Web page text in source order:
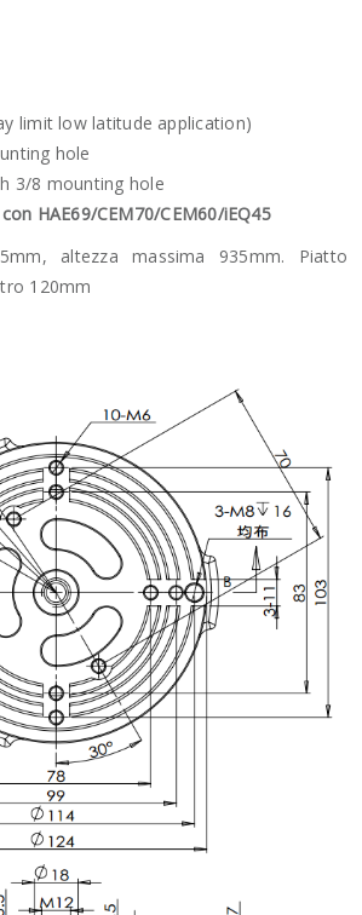
limit low latitude application)
hole
3/8 mounting hole
HAE69/CEM70/CEM60/iEQ45
altezza massima 935mm. Piatto
120mm